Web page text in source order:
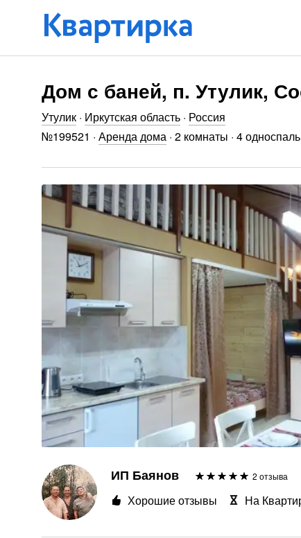
Дом с баней, п. Утулик,
Утулик · Иркутская область · Россия
№199521 · Аренда дома · 2 комнаты · 4
ИП Баянов 2 отзыва
Хорошие отзывы На